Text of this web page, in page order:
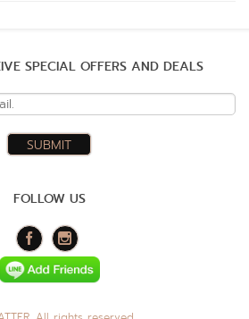
SPECIAL OFFERS AND DEALS
FOLLOW US